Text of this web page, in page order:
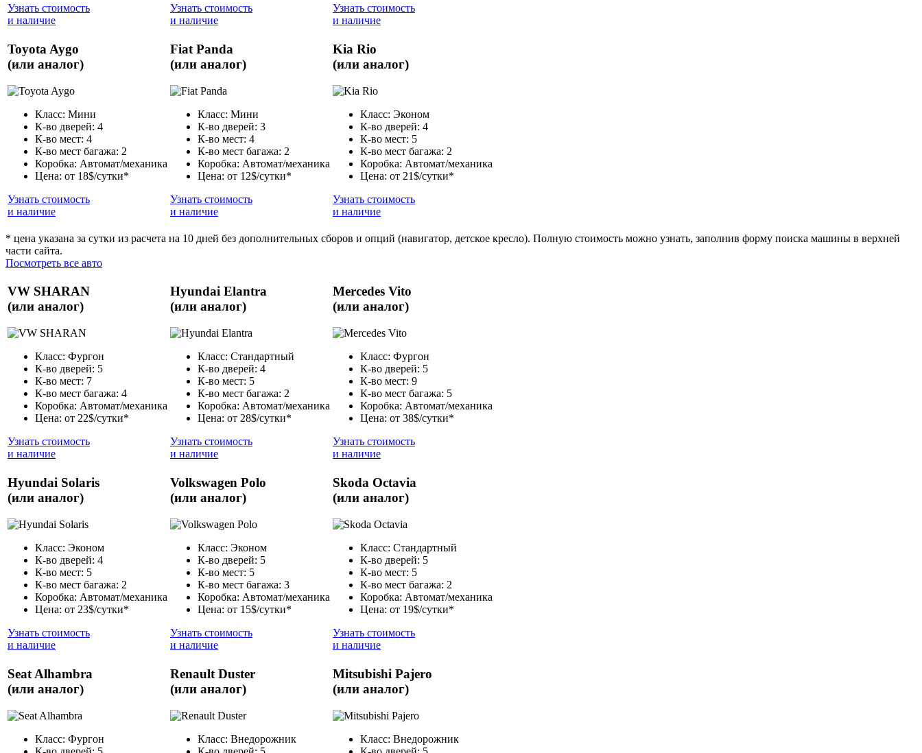
Узнать стоимость
и наличие
Узнать стоимость
и наличие
Узнать стоимость
и наличие
Toyota Aygo
(или аналог)
Класс: Мини
К-во дверей: 4
К-во мест: 4
К-во мест багажа: 2
Коробка: Автомат/механика
Цена: от 18$/сутки*
Узнать стоимость
и наличие
Fiat Panda
(или аналог)
Класс: Мини
К-во дверей: 3
К-во мест: 4
К-во мест багажа: 2
Коробка: Автомат/механика
Цена: от 12$/сутки*
Узнать стоимость
и наличие
Kia Rio
(или аналог)
Класс: Эконом
К-во дверей: 4
К-во мест: 5
К-во мест багажа: 2
Коробка: Автомат/механика
Цена: от 21$/сутки*
Узнать стоимость
и наличие
* цена указана за сутки из расчета на 10 дней без дополнительных сборов и опций (навигатор, детское кресло). Полную стоимость можно узнать, заполнив форму поиска машины в верхней
части сайта.
Посмотреть все авто
VW SHARAN
(или аналог)
Класс: Фургон
К-во дверей: 5
К-во мест: 7
К-во мест багажа: 4
Коробка: Автомат/механика
Цена: от 22$/сутки*
Узнать стоимость
и наличие
Hyundai Elantra
(или аналог)
Класс: Стандартный
К-во дверей: 4
К-во мест: 5
К-во мест багажа: 2
Коробка: Автомат/механика
Цена: от 28$/сутки*
Узнать стоимость
и наличие
Mercedes Vito
(или аналог)
Класс: Фургон
К-во дверей: 5
К-во мест: 9
К-во мест багажа: 5
Коробка: Автомат/механика
Цена: от 38$/сутки*
Узнать стоимость
и наличие
Hyundai Solaris
(или аналог)
Класс: Эконом
К-во дверей: 4
К-во мест: 5
К-во мест багажа: 2
Коробка: Автомат/механика
Цена: от 23$/сутки*
Узнать стоимость
и наличие
Volkswagen Polo
(или аналог)
Класс: Эконом
К-во дверей: 5
К-во мест: 5
К-во мест багажа: 3
Коробка: Автомат/механика
Цена: от 15$/сутки*
Узнать стоимость
и наличие
Skoda Octavia
(или аналог)
Класс: Стандартный
К-во дверей: 5
К-во мест: 5
К-во мест багажа: 2
Коробка: Автомат/механика
Цена: от 19$/сутки*
Узнать стоимость
и наличие
Seat Alhambra
(или аналог)
Класс: Фургон
Renault Duster
(или аналог)
Класс: Внедорожник
Mitsubishi Pajero
(или аналог)
Класс: Внедорожник